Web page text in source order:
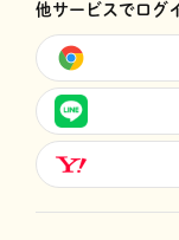
他サービスでログ